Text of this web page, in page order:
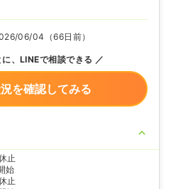
06/04（66日前）
、LINEで相談できる
を確認してみる
止
始
止